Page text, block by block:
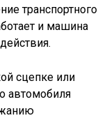
транспортного
и машина
сцепке или
автомобиля